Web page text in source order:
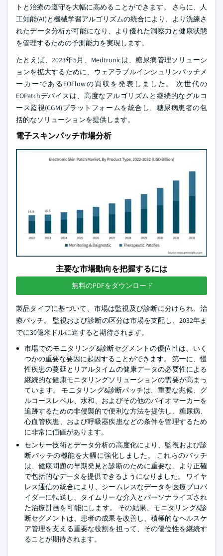
トと治療の遵守を大幅に高めることができます。 さらに、人
工知能(AI)と機械学習アルゴリズムの統合により、より洗練さ
れたデータ分析が可能になり、より優れた洞察力と健康状態
を管理するための予測能力を実現します。
たとえば、2023年5月、Medtronicは、糖尿病管理ソリューシ
ョンを拡大するために、ウェアラブルインシュリンパッチメ
ーカーであるEOFlowの買収を発表しました。 次世代の
EOPatchデバイスは、高度なアルゴリズムと継続的なグルコ
ース監視(CGM)プラットフォームを統合し、糖尿病患者の包
括的なソリューションを提供します。
電子スキンパッチ市場分析
主要な市場動向を把握するには
無料のPDFをダウンロード
製品タイプに基づいて、市場は監視及び診断に分けられ、治
療パッチ。 監視および診断の区分は市場を支配し、2032年ま
でに30億米ドルに達すると期待されます。
市場でのモニタリング&診断セグメントの優位性は、いく
つかの重要な要因に起因することができます。 第一に、慢
性疾患の蔓延とリアルタイムの健康データの必要性による
継続的な健康モニタリングソリューションの需要が高まっ
ています。 モニタリング&診断パッチは、重要な兆候、グ
ルコースレベル、水和、およびその他のバイオマーカーを
追跡するための非侵襲的で便利な方法を提供し、糖尿病、
心血管疾患、および呼吸器疾患などの条件を管理するため
に非常に価値があります。
センサー技術とデータ分析の高度化により、監視および診
断パッチの機能を大幅に強化しました。 これらのパッチ
は、健康問題の早期発見と診断のために重要な、より正確
で包括的なデータを提供できるようになりました。 ワイヤ
レス通信の統合により、シームレスなデータを医療プロバ
イダーに転送し、タイムリーな介入とパーソナライズされ
た治療計画を可能にします。 その結果、モニタリング&診
断セグメントは、患者の成果を改善し、積極的なヘルスケ
ア管理を支える重要な役割を担って、その優位性を継続す
ることが期待されます。